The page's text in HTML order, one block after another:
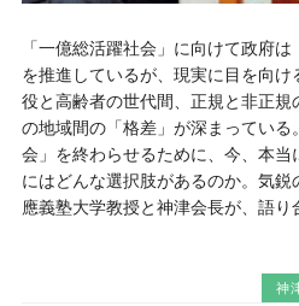
「一億総活躍社会」に向けて政府
を推進しているが、現実に目を向
役と高齢者の世代間、正規と非正
の地域間の「格差」が深まっている
会」を終わらせるために、今、本
にはどんな選択肢があるのか。気
應義塾大学教授と神津会長が、語り
神